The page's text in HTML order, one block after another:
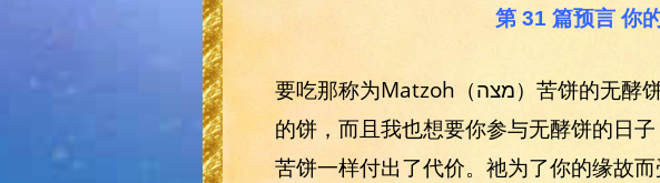
第 31 篇预言 你
要吃那称为Matzoh（מצה）苦饼的无酵饼。要吃这饼，不仅因它象征以色列在面包能发酵前出逃所吃
的饼，而且我也想要你参与无酵饼的日
苦饼一样付出了代价。祂为了你的缘故